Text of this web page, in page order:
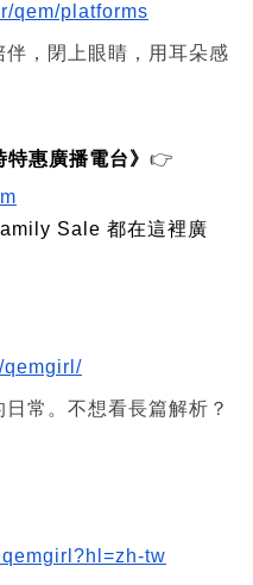
qem/platforms
，閉上眼睛，用耳朵感
惠廣播電台》 👉
Sale 都在這裡廣
qemgirl/
常。不想看長篇解析？
tw